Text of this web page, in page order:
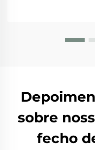
precisam ser
sobre
fecho